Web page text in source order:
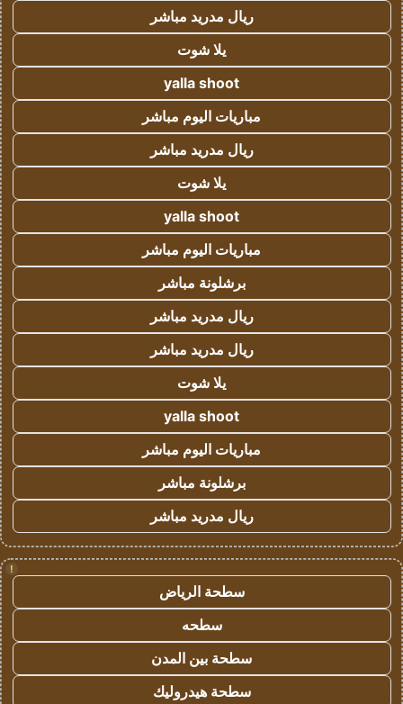
ريال مدريد مباشر
يلا شوت
yalla shoot
مباريات اليوم مباشر
ريال مدريد مباشر
يلا شوت
yalla shoot
مباريات اليوم مباشر
برشلونة مباشر
ريال مدريد مباشر
ريال مدريد مباشر
يلا شوت
yalla shoot
مباريات اليوم مباشر
برشلونة مباشر
ريال مدريد مباشر
!
سطحة الرياض
سطحه
سطحة بين المدن
سطحة هيدروليك